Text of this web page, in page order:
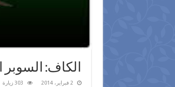
الكاف: السوبر الافريقي 20
2 فبراير، 2014 303 زيارة